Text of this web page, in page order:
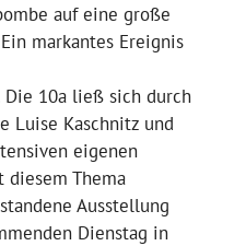
auf eine große
markantes Ereignis
Die 10a ließ sich durch
Luise Kaschnitz und
eigenen
diesem Thema
Ausstellung
Dienstag in